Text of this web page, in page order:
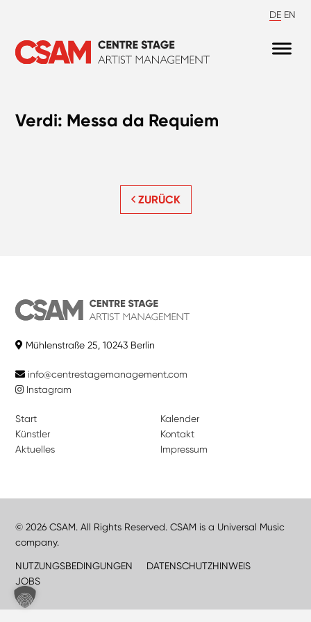
DE EN
Verdi: Messa da Requiem
ZURÜCK
Mühlenstraße 25, 10243 Berlin
info@centrestagemanagement.com
Instagram
Start
Künstler
Aktuelles
Kalender
Kontakt
Impressum
© 2026 CSAM. All Rights Reserved. CSAM is a Universal Music
company.
NUTZUNGSBEDINGUNGEN
DATENSCHUTZHINWEIS
JOBS